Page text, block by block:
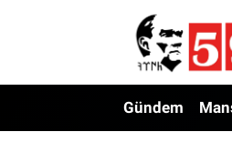
Gündem